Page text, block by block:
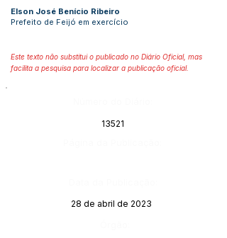
Elson José Benício Ribeiro
Prefeito de Feijó em exercício
Este texto não substitui o publicado no Diário Oficial, mas
facilita a pesquisa para localizar a publicação oficial.
13521
28 de abril de 2023